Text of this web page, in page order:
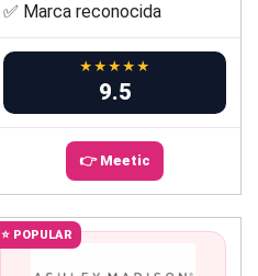
✅ Marca reconocida
★★★★★
9.5
👉 Meetic
⭐ POPULAR